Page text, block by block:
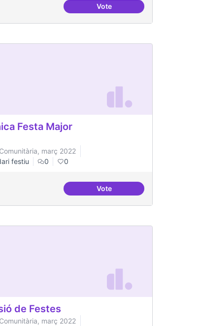
VoteMalestar emocional en la
de públic jove
Festa Major
març 2022
festiu
0 0
VoteUna única Festa Major
de Festes
març 2022